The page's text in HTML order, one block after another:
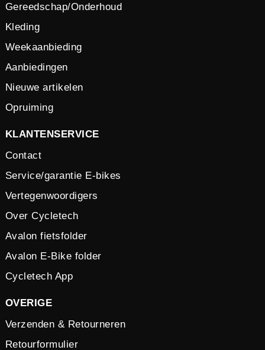
Gereedschap/Onderhoud
Kleding
Weekaanbieding
Aanbiedingen
Nieuwe artikelen
Opruiming
KLANTENSERVICE
Contact
Service/garantie E-bikes
Vertegenwoordigers
Over Cycletech
Avalon fietsfolder
Avalon E-Bike folder
Cycletech App
OVERIGE
Verzenden & Retourneren
Retourformulier